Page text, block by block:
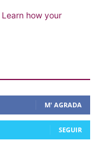
Learn how your
M' AGRADA
SEGUIR